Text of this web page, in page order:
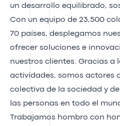
un desarrollo equilibrado,
Con un equipo de 23,500
70 países, desplegamos
ofrecer soluciones e
nuestros clientes. Gracias a
actividades, somos actores
colectiva de la sociedad y
las personas en todo el
Trabajamos hombro con